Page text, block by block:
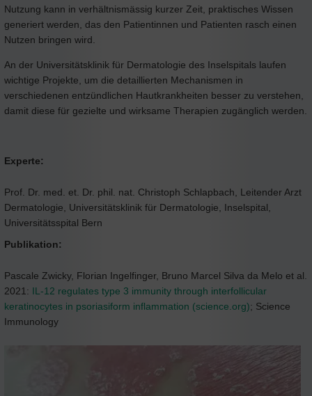
Nutzung kann in verhältnismässig kurzer Zeit, praktisches Wissen
generiert werden, das den Patientinnen und Patienten rasch einen
Nutzen bringen wird.
An der Universitätsklinik für Dermatologie des Inselspitals laufen
wichtige Projekte, um die detaillierten Mechanismen in
verschiedenen entzündlichen Hautkrankheiten besser zu verstehen,
damit diese für gezielte und wirksame Therapien zugänglich werden.
Experte:
Prof. Dr. med. et. Dr. phil. nat. Christoph Schlapbach, Leitender Arzt
Dermatologie, Universitätsklinik für Dermatologie, Inselspital,
Universitätsspital Bern
Publikation:
Pascale Zwicky, Florian Ingelfinger, Bruno Marcel Silva da Melo et al.
2021: IL-12 regulates type 3 immunity through interfollicular
keratinocytes in psoriasiform inflammation (science.org); Science
Immunology